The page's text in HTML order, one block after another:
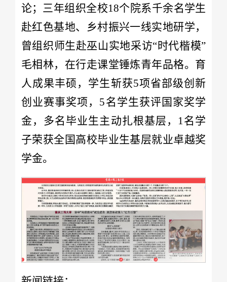
论；三年组织全校18个院系千余名学生
赴红色基地、乡村振兴一线实地研学，
曾组织师生赴巫山实地采访“时代楷模”
毛相林，在行走课堂锤炼青年品格。育
人成果丰硕，学生斩获5项省部级创新
创业赛事奖项，5名学生获评国家奖学
金，多名毕业生主动扎根基层，1名学
子荣获全国高校毕业生基层就业卓越奖
学金。